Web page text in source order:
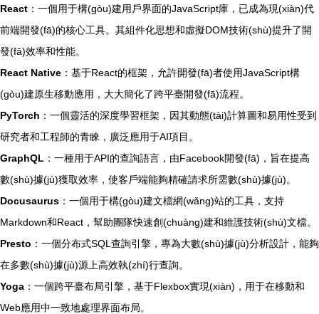
React ：一個用于構(gòu)建用戶界面的JavaScript庫，已成為現(xiàn)代
前端開發(fā)的核心工具。其組件化思想和虛擬DOM技術(shù)提升了開
發(fā)效率和性能。
React Native ：基于React的框架，允許開發(fā)者使用JavaScript構
(gòu)建原生移動應用，大大簡化了跨平臺開發(fā)流程。
PyTorch ：一個靈活的深度學習框架，因其動態(tài)計算圖和易用性受到
研究者和工程師的青睞，廣泛應用于AI項目。
GraphQL ：一種用于API的查詢語言，由Facebook開發(fā)，旨在提高
數(shù)據(jù)獲取效率，使客戶端能夠精確請求所需數(shù)據(jù)。
Docusaurus ：一個用于構(gòu)建文檔網(wǎng)站的工具，支持
Markdown和React，幫助團隊快速創(chuàng)建和維護技術(shù)文檔。
Presto ：一個分布式SQL查詢引擎，專為大數(shù)據(jù)分析設計，能夠
在多數(shù)據(jù)源上高效執(zhí)行查詢。
Yoga ：一個跨平臺布局引擎，基于Flexbox實現(xiàn)，用于在移動和
Web應用中一致地處理界面布局。